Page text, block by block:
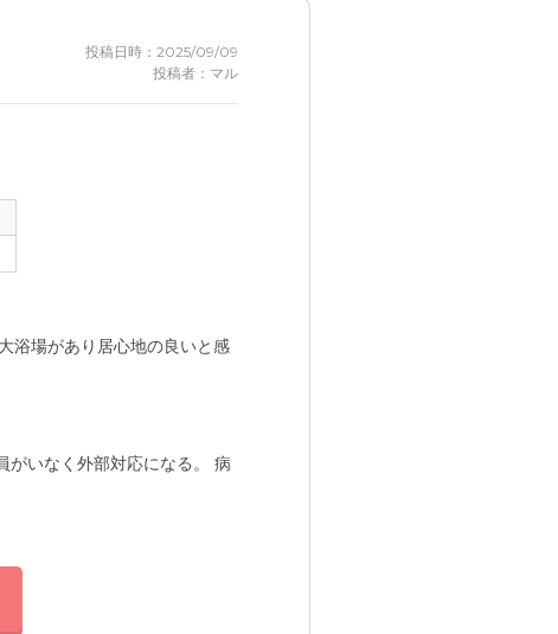
投稿日時：2025/09/09
投稿者：マル
浴場があり居心地の良いと感
がいなく外部対応になる。 病